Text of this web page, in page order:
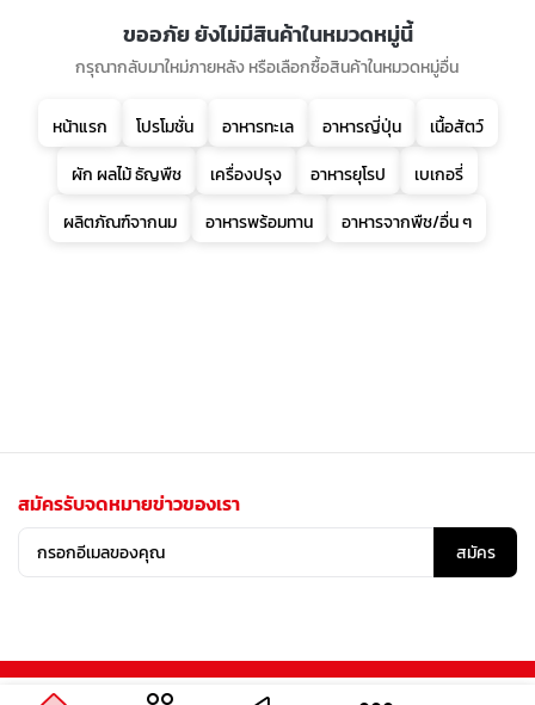
ขออภัย ยังไม่มีสินค้าในหมวดหมู่นี้
กรุณากลับมาใหม่ภายหลัง หรือเลือกซื้อสินค้าในหมวดหมู่อื่น
หน้าแรก โปรโมชั่น อาหารทะเล อาหารญี่ปุ่น
เนื้อสัตว์
ผัก ผลไม้ ธัญพืช
เครื่องปรุง อาหารยุโรป
เบเกอรี่
ผลิตภัณฑ์จากนม
อาหารพร้อมทาน อาหารจากพืช/อื่น ๆ
สมัครรับจดหมายข่าวของเรา
สมัคร